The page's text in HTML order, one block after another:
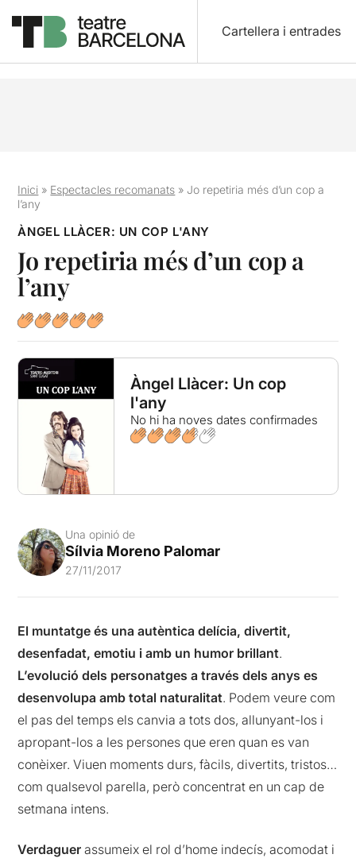
Cartellera i entrades
Inici » Espectacles recomanats » Jo repetiria més d’un cop a
l’any
ÀNGEL LLÀCER: UN COP L'ANY
Jo repetiria més d’un cop a
l’any
Àngel Llàcer: Un cop
l'any
No hi ha noves dates confirmades
Una opinió de
Sílvia Moreno Palomar
27/11/2017
El muntatge és una autèntica delícia, divertit,
desenfadat, emotiu i amb un humor brillant.
L’evolució dels personatges a través dels anys es
desenvolupa amb total naturalitat. Podem veure com
el pas del temps els canvia a tots dos, allunyant-los i
apropant-los a les persones que eren quan es van
conèixer. Viuen moments durs, fàcils, divertits, tristos…
com qualsevol parella, però concentrat en un cap de
setmana intens.
Verdaguer assumeix el rol d’home indecís, acomodat i